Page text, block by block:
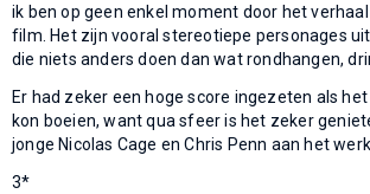
ik ben op geen enkel moment door het
film. Het zijn vooral stereotiepe personages
die niets anders doen dan wat rondhangen,
Er had zeker een hoge score ingezeten als
kon boeien, want qua sfeer is het zeker
jonge Nicolas Cage en Chris Penn aan het
3*